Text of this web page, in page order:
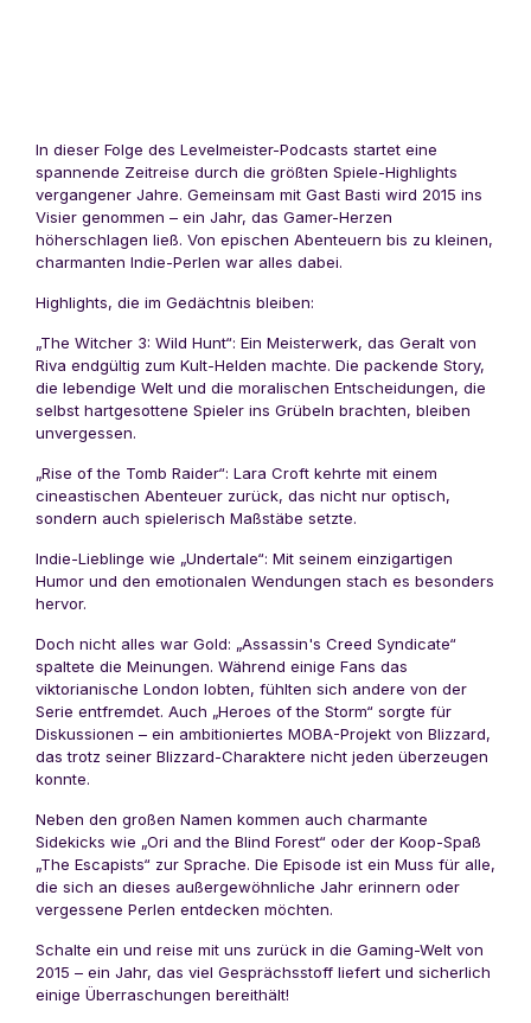
In dieser Folge des Levelmeister-Podcasts startet eine
spannende Zeitreise durch die größten Spiele-Highlights
vergangener Jahre. Gemeinsam mit Gast Basti wird 2015 ins
Visier genommen – ein Jahr, das Gamer-Herzen
höherschlagen ließ. Von epischen Abenteuern bis zu kleinen,
charmanten Indie-Perlen war alles dabei.
Highlights, die im Gedächtnis bleiben:
„The Witcher 3: Wild Hunt“: Ein Meisterwerk, das Geralt von
Riva endgültig zum Kult-Helden machte. Die packende Story,
die lebendige Welt und die moralischen Entscheidungen, die
selbst hartgesottene Spieler ins Grübeln brachten, bleiben
unvergessen.
„Rise of the Tomb Raider“: Lara Croft kehrte mit einem
cineastischen Abenteuer zurück, das nicht nur optisch,
sondern auch spielerisch Maßstäbe setzte.
Indie-Lieblinge wie „Undertale“: Mit seinem einzigartigen
Humor und den emotionalen Wendungen stach es besonders
hervor.
Doch nicht alles war Gold: „Assassin's Creed Syndicate“
spaltete die Meinungen. Während einige Fans das
viktorianische London lobten, fühlten sich andere von der
Serie entfremdet. Auch „Heroes of the Storm“ sorgte für
Diskussionen – ein ambitioniertes MOBA-Projekt von Blizzard,
das trotz seiner Blizzard-Charaktere nicht jeden überzeugen
konnte.
Neben den großen Namen kommen auch charmante
Sidekicks wie „Ori and the Blind Forest“ oder der Koop-Spaß
„The Escapists“ zur Sprache. Die Episode ist ein Muss für alle,
die sich an dieses außergewöhnliche Jahr erinnern oder
vergessene Perlen entdecken möchten.
Schalte ein und reise mit uns zurück in die Gaming-Welt von
2015 – ein Jahr, das viel Gesprächsstoff liefert und sicherlich
einige Überraschungen bereithält!